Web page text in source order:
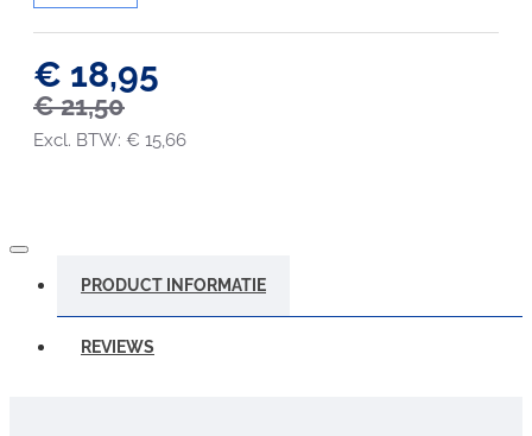
€ 18,95
€ 21,50
Excl. BTW: € 15,66
PRODUCT INFORMATIE
REVIEWS